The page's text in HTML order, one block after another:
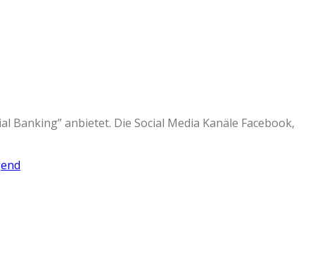
Banking” anbietet. Die Social Media Kanäle Facebook,